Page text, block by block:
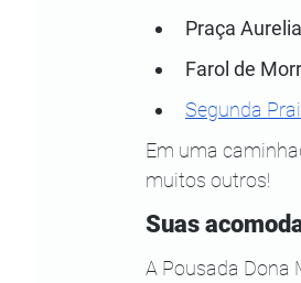
Praça
Farol de
Segunda
Em uma
muitos outros!
Suas
A Pousada Dona